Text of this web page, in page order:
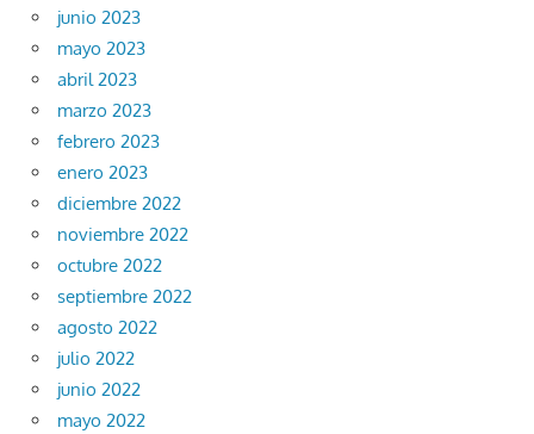
junio 2023
mayo 2023
abril 2023
marzo 2023
febrero 2023
enero 2023
diciembre 2022
noviembre 2022
octubre 2022
septiembre 2022
agosto 2022
julio 2022
junio 2022
mayo 2022